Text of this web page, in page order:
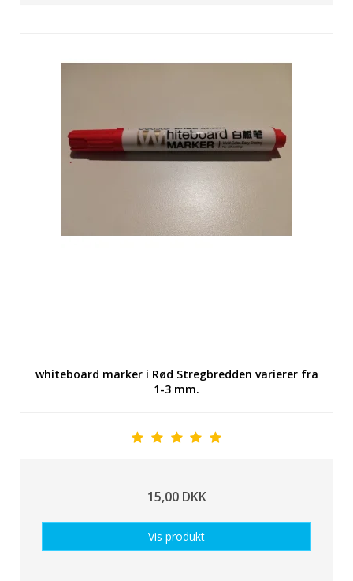
whiteboard marker i Rød Stregbredden varierer fra
1-3 mm.
15,00 DKK
Vis produkt